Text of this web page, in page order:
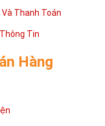
sẻ chi tiết về dòng sim số
hàng tin tưởng lựa
giúp bạn hiểu rõ ý nghĩa
Giang nhanh chóng nhất.
tìm được chiếc sim Tứ quý
Thanh Toán
Tin
Hàng